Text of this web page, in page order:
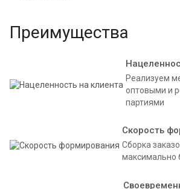
Преимущества
Реализуем
оптовыми и
партиями
Скорость
Сборка
максимально